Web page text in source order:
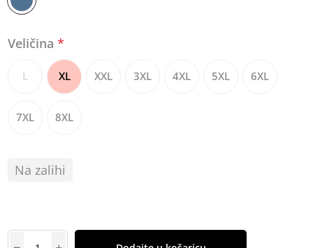
Veličina*
L XL XXL 3XL 4XL 5XL 6XL
7XL 8XL
Na zalihi